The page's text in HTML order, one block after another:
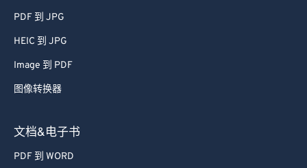
PDF 到 JPG
HEIC 到 JPG
Image 到 PDF
图像转换器
文档&电子书
PDF 到 WORD